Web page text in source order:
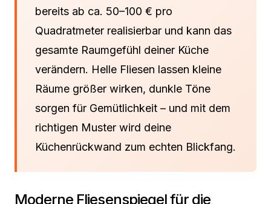
bereits ab ca. 50–100 € pro
Quadratmeter realisierbar und kann das
gesamte Raumgefühl deiner Küche
verändern. Helle Fliesen lassen kleine
Räume größer wirken, dunkle Töne
sorgen für Gemütlichkeit – und mit dem
richtigen Muster wird deine
Küchenrückwand zum echten Blickfang.
Moderne Fliesenspiegel für die